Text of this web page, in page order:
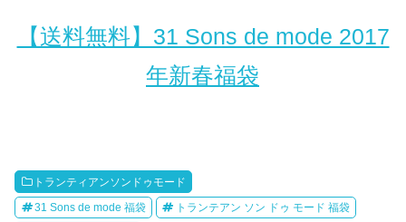
【送料無料】31 Sons de mode 2017
年新春福袋
トランティアンソンドゥモード
31 Sons de mode 福袋 トランテアン ソン ドゥ モード 福袋